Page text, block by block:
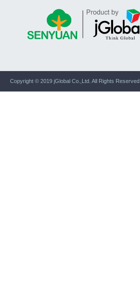
Copyright © 2019 jGlobal Co.,Ltd. All Rights Reserved